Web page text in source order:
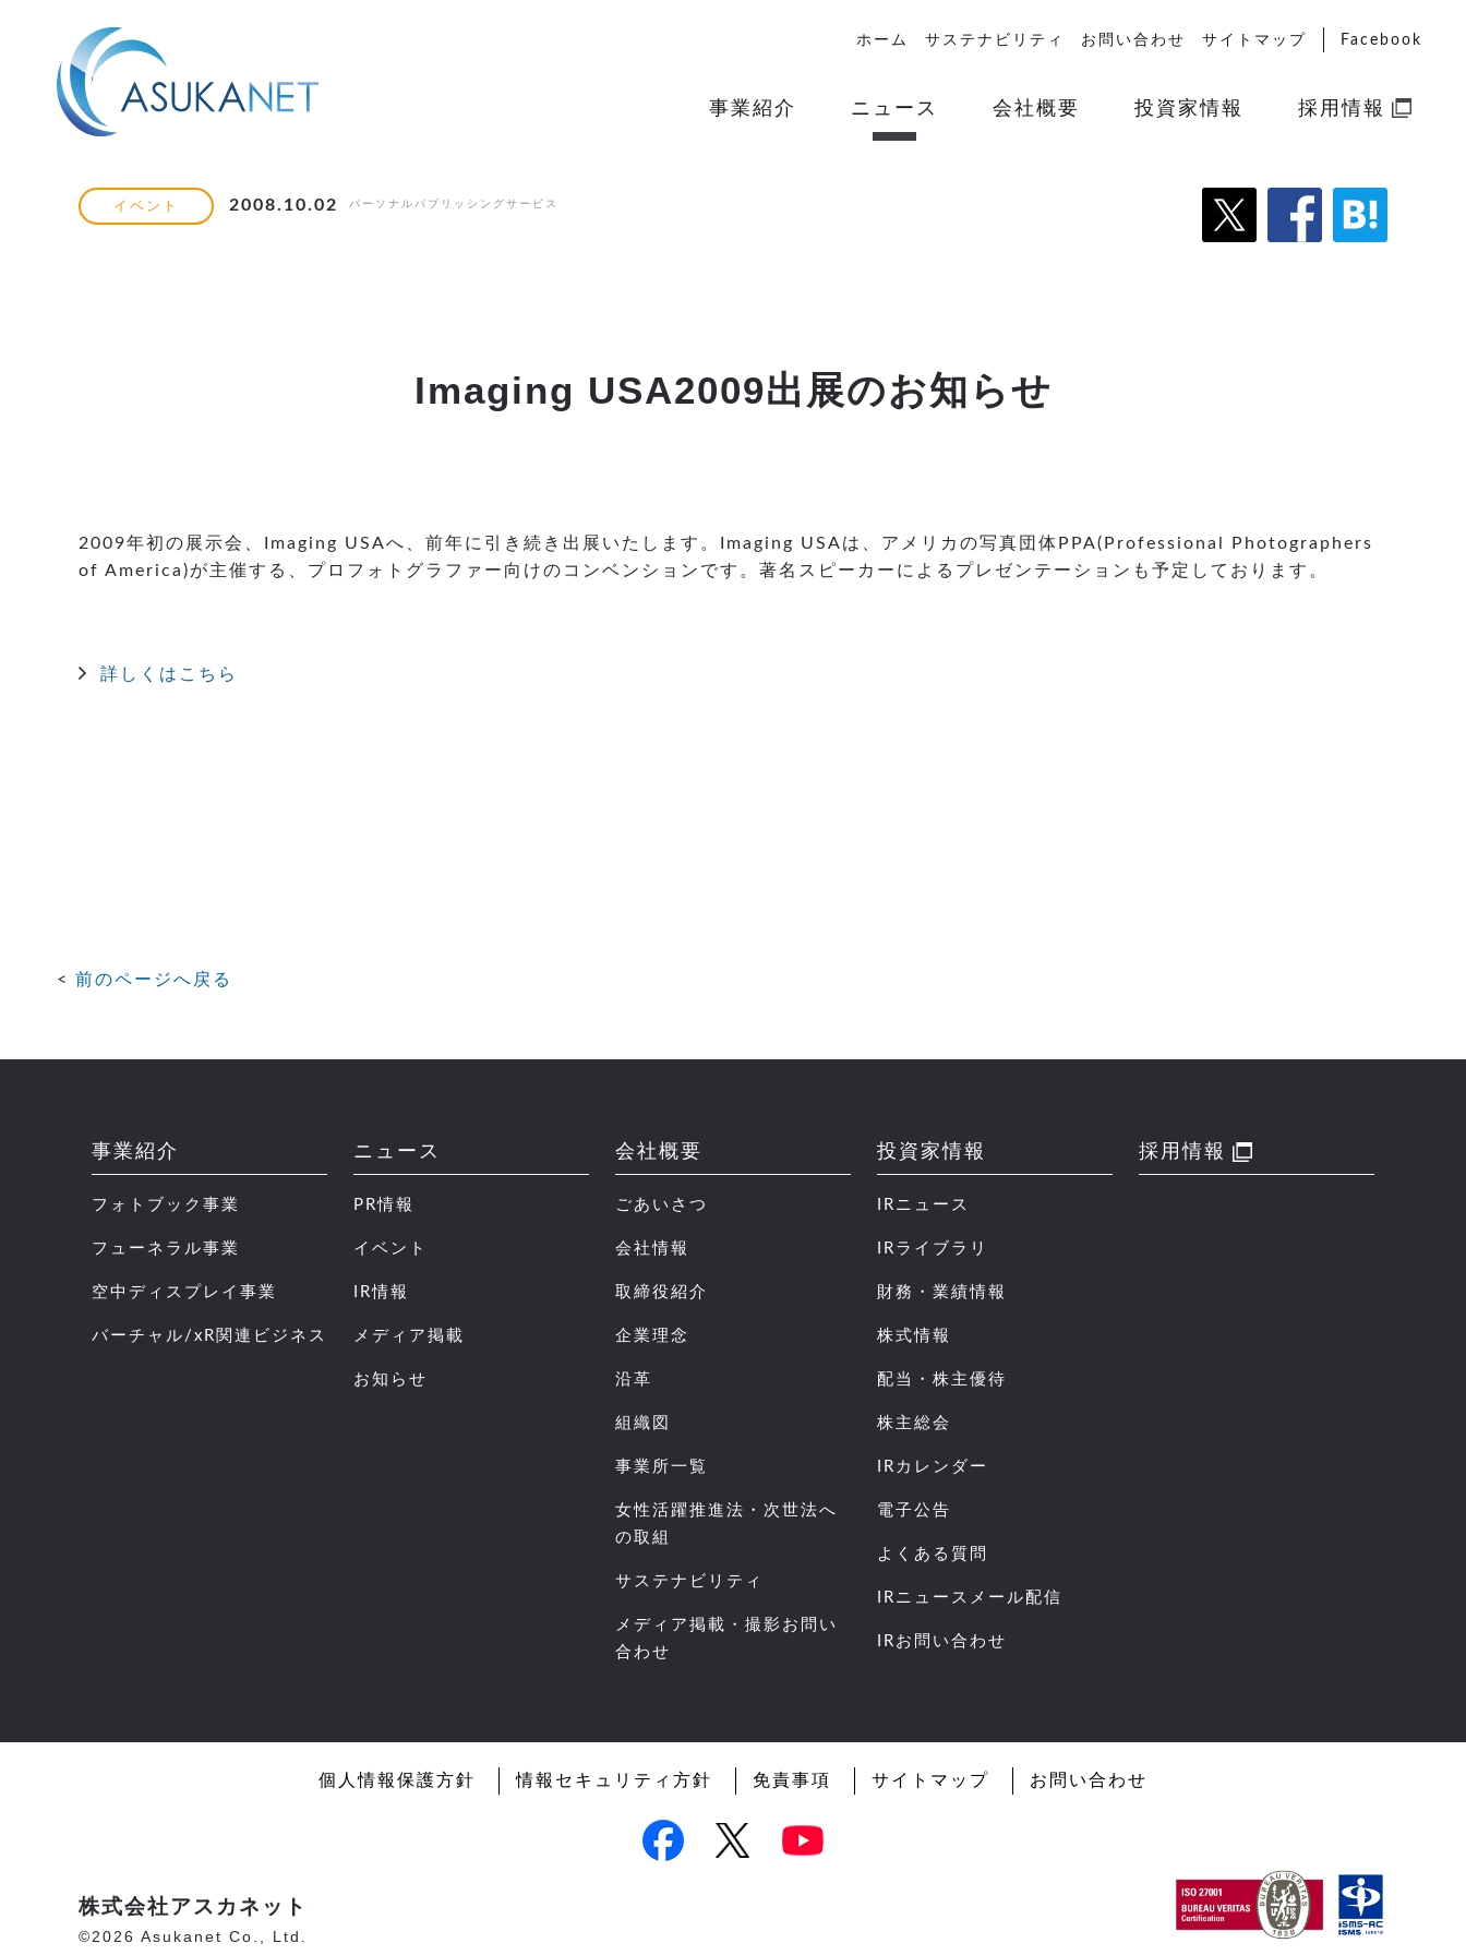
ホーム サステナビリティ お問い合わせ サイトマップ Facebook
事業紹介 ニュース 会社概要 投資家情報 採用情報
イベント 2008.10.02 パーソナルパブリッシングサービス
Imaging USA2009出展のお知らせ
2009年初の展示会、Imaging USAへ、前年に引き続き出展いたします。Imaging USAは、アメリカの写真団体PPA(Professional Photographers
of America)が主催する、プロフォトグラファー向けのコンベンションです。著名スピーカーによるプレゼンテーションも予定しております。
詳しくはこちら
前のページへ戻る
事業紹介
フォトブック事業
フューネラル事業
空中ディスプレイ事業
バーチャル/xR関連ビジネス
ニュース
PR情報
イベント
IR情報
メディア掲載
お知らせ
会社概要
ごあいさつ
会社情報
取締役紹介
企業理念
沿革
組織図
事業所一覧
女性活躍推進法・次世法へ
の取組
サステナビリティ
メディア掲載・撮影お問い
合わせ
投資家情報
IRニュース
IRライブラリ
財務・業績情報
株式情報
配当・株主優待
株主総会
IRカレンダー
電子公告
よくある質問
IRニュースメール配信
IRお問い合わせ
採用情報
個人情報保護方針 情報セキュリティ方針 免責事項 サイトマップ お問い合わせ
株式会社アスカネット
©2026 Asukanet Co., Ltd.